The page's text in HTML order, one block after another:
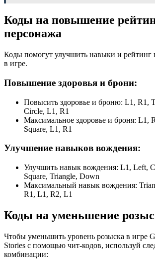
Коды на повышение
персонажа
Коды помогут улучшить навыки и рейтинг
в игре.
Повышение здоровья и брони:
Повысить здоровье и броню: L1, R1,
Circle, L1, R1
Максимальное здоровье и броня: L1,
Square, L1, R1
Улучшение навыков вождения:
Улучшить навык вождения: L1, Left,
Square, Triangle, Down
Максимальный навык вождения:
R1, L1, R2, L1
Коды на уменьшение
Чтобы уменьшить уровень розыска в игре
Stories с помощью чит-кодов, используй
комбинации: